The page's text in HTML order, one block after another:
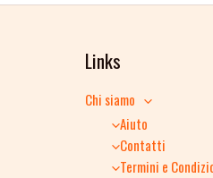
Links
Chi siamo
Aiuto
Contatti
Termini e